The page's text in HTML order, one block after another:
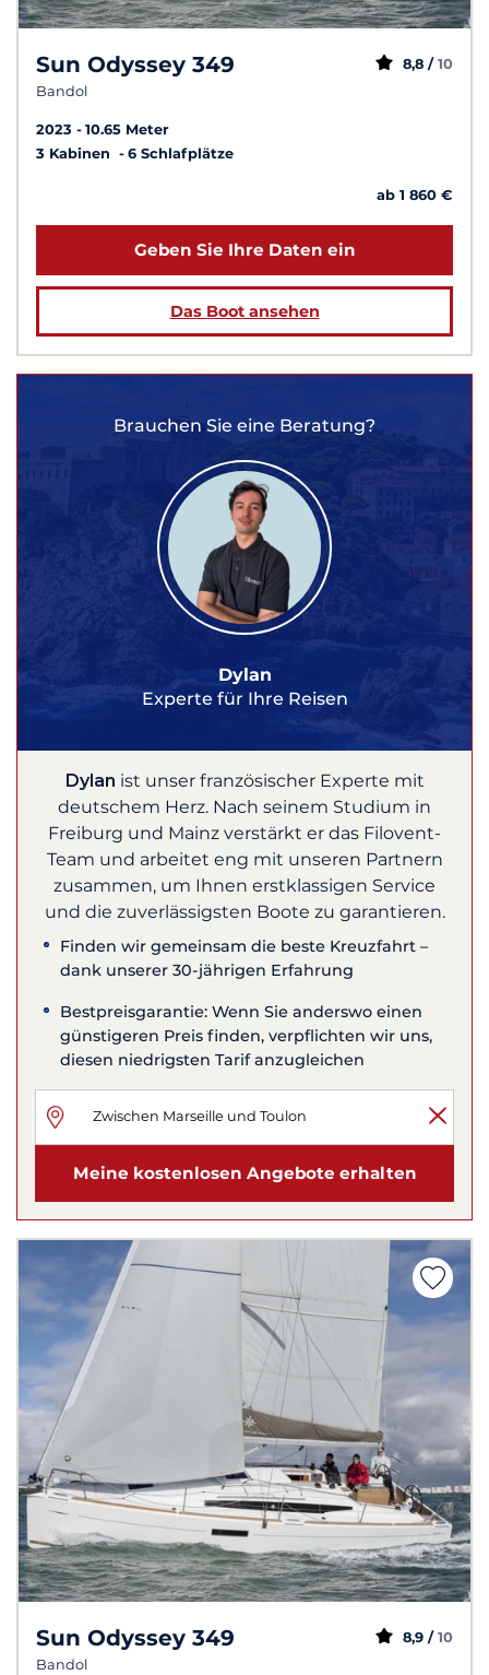
Sun Odyssey 349
Bandol
8,8 / 10
2023
10.65 Meter
3 Kabinen
6 Schlafplätze
ab 1 860 €
Geben Sie Ihre Daten ein
Das Boot ansehen
Brauchen Sie eine Beratung?
Dylan
Experte für Ihre Reisen
Dylan ist unser französischer Experte mit
deutschem Herz. Nach seinem Studium in
Freiburg und Mainz verstärkt er das Filovent-
Team und arbeitet eng mit unseren Partnern
zusammen, um Ihnen erstklassigen Service
und die zuverlässigsten Boote zu garantieren.
Finden wir gemeinsam die beste Kreuzfahrt –
dank unserer 30-jährigen Erfahrung
Bestpreisgarantie: Wenn Sie anderswo einen
günstigeren Preis finden, verpflichten wir uns,
diesen niedrigsten Tarif anzugleichen
Meine kostenlosen Angebote erhalten
Sun Odyssey 349
Bandol
8,9 / 10